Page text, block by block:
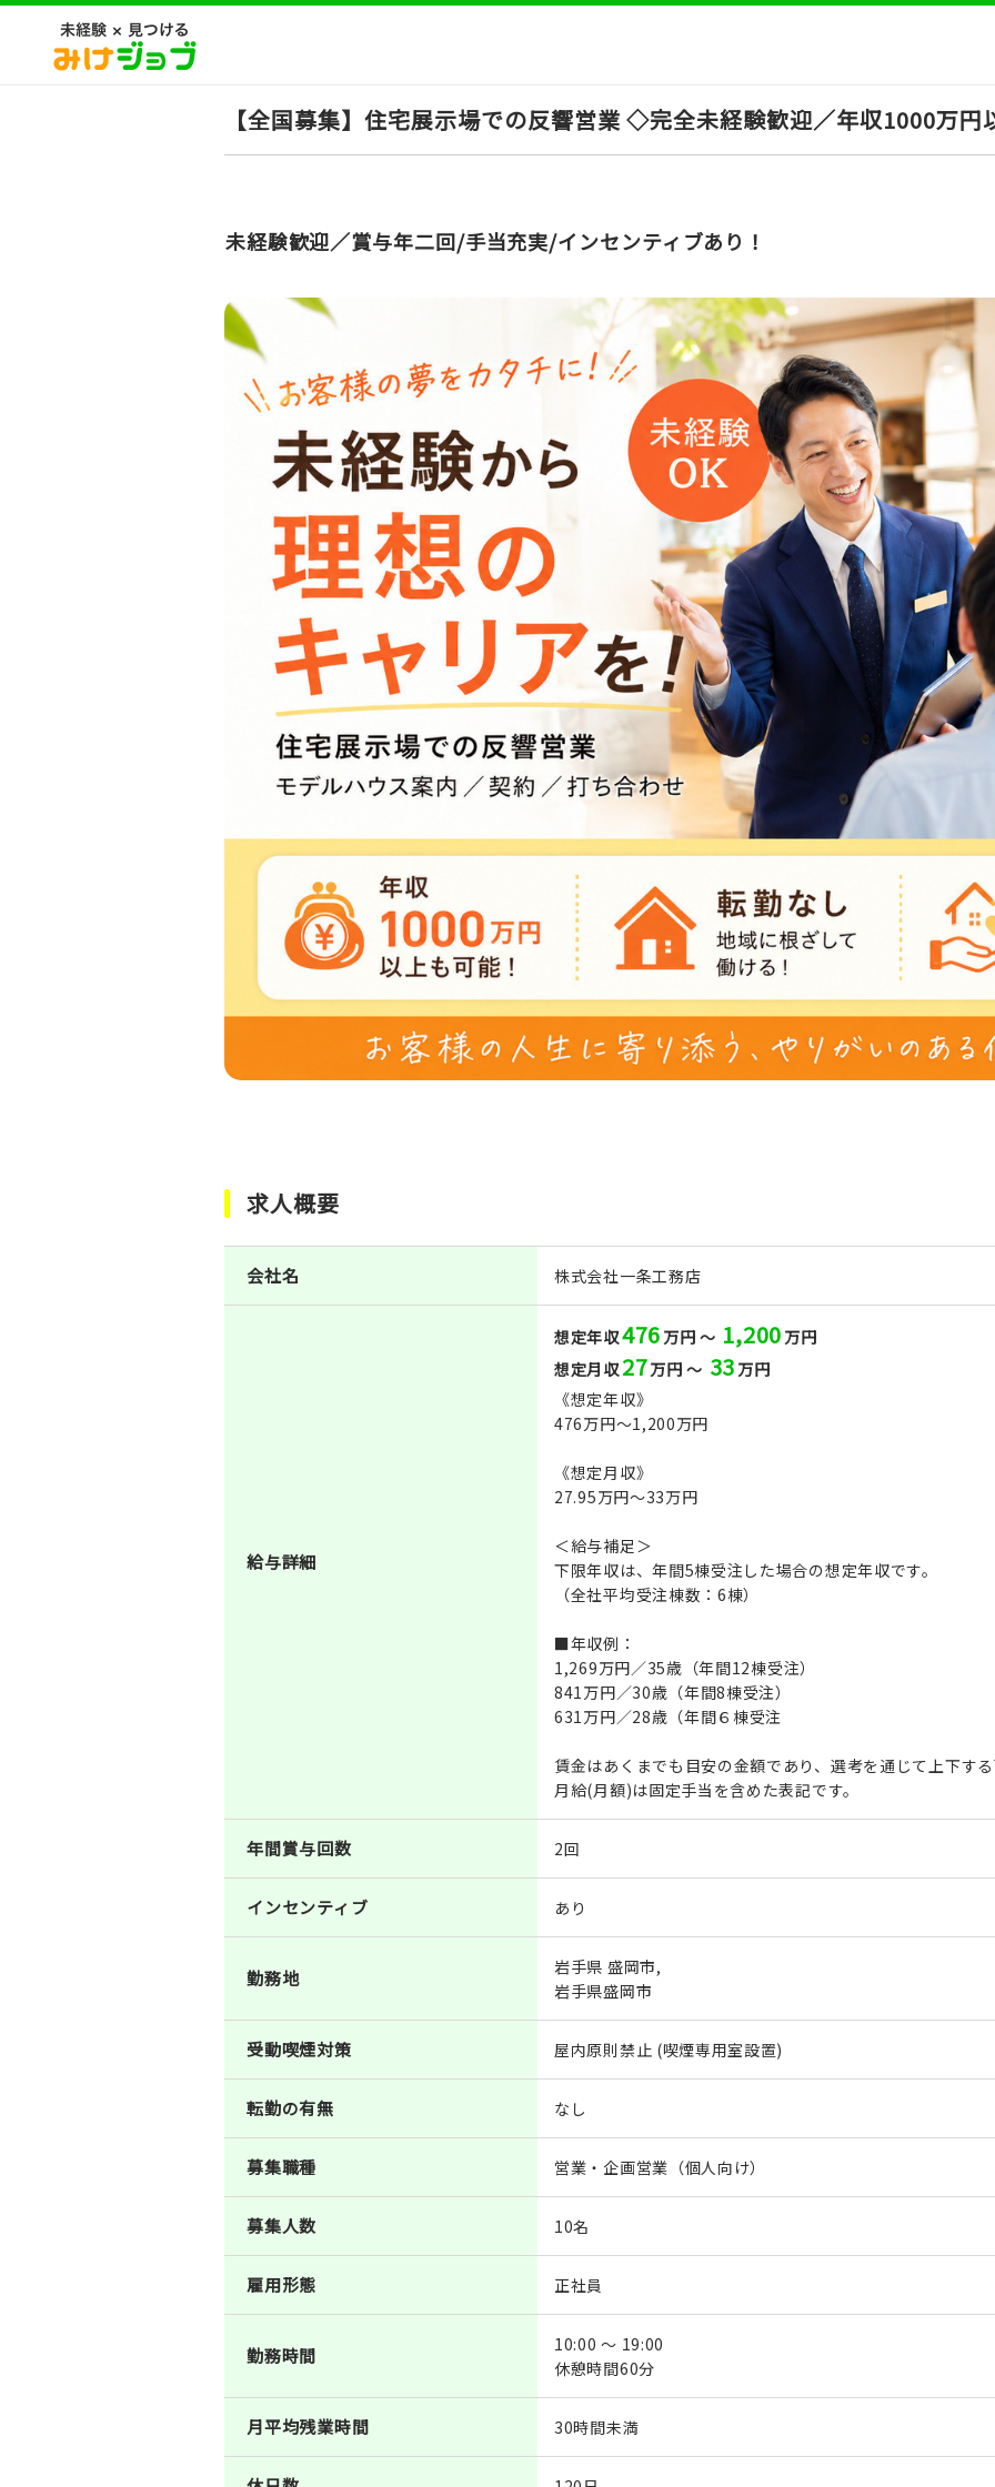
【全国募集】住宅展示場での反響営業 ◇完全未経験歓迎／年収1000万
未経験歓迎／賞与年二回/手当充実/インセンティブあり！
求人概要
会社名 株式会社一条工務店
給与詳細
想定年収476 万円 ～ 1,200 万円
想定月収27万円 ～ 33 万円
《想定年収》
476万円～1,200万円
《想定月収》
27.95万円～33万円
＜給与補足＞
下限年収は、年間5棟受注した場合の想定年収です。
（全社平均受注棟数：6棟）
■年収例：
1,269万円／35歳（年間12棟受注）
841万円／30歳（年間8棟受注）
631万円／28歳（年間６棟受注
賃金はあくまでも目安の金額であり、選考を通じて上下す
月給(月額)は固定手当を含めた表記です。
年間賞与回数 2回
インセンティブ あり
勤務地
岩手県 盛岡市,
岩手県盛岡市
受動喫煙対策 屋内原則禁止 (喫煙専用室設置)
転勤の有無 なし
募集職種 営業・企画営業（個人向け）
募集人数 10名
雇用形態 正社員
勤務時間
10:00 ～ 19:00
休憩時間60分
月平均残業時間 30時間未満